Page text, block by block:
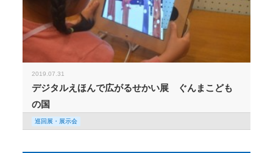
2019.07.31
デジタルえほんで広がるせかい展 ぐんまこども
の国
巡回展・展示会